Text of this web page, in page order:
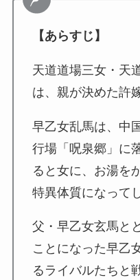
【あらすじ】
天道道場三女・天
は、親が決めた許
早乙女乱馬は、中
行場「呪泉郷」に
ると女に、お湯を
特異体質になって
父・早乙女玄馬と
ことになった早乙
るライバルたちと